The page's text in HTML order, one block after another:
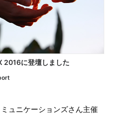
2016に登壇しました
ュニケーションズさん主催